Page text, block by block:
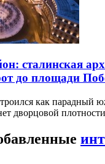
сталинская
до площади
как парадный
дворцовой